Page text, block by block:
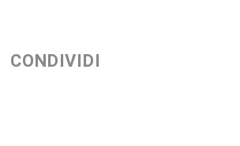
CONDIVIDI